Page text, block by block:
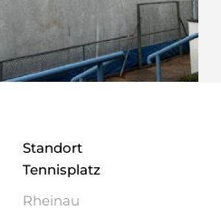
Standort
Tennisplatz
Rheinau